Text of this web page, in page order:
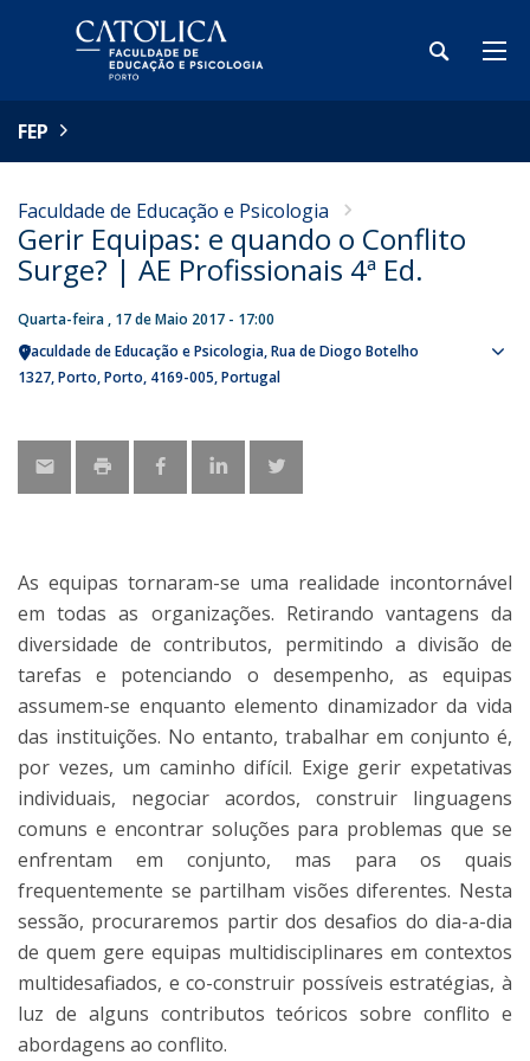
FEP
Faculdade de Educação e Psicologia
Gerir Equipas: e quando o Conflito
Surge? | AE Profissionais 4ª Ed.
Quarta-feira , 17 de Maio 2017 - 17:00
Faculdade de Educação e Psicologia Rua de Diogo Botelho
1327 Porto Porto 4169-005 Portugal
As equipas tornaram-se uma realidade incontornável
em todas as organizações. Retirando vantagens da
diversidade de contributos, permitindo a divisão de
tarefas e potenciando o desempenho, as equipas
assumem-se enquanto elemento dinamizador da vida
das instituições. No entanto, trabalhar em conjunto é,
por vezes, um caminho difícil. Exige gerir expetativas
individuais, negociar acordos, construir linguagens
comuns e encontrar soluções para problemas que se
enfrentam em conjunto, mas para os quais
frequentemente se partilham visões diferentes. Nesta
sessão, procuraremos partir dos desafios do dia-a-dia
de quem gere equipas multidisciplinares em contextos
multidesafiados, e co-construir possíveis estratégias, à
luz de alguns contributos teóricos sobre conflito e
abordagens ao conflito.